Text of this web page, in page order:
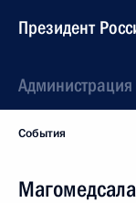
Президент
Администрация
События